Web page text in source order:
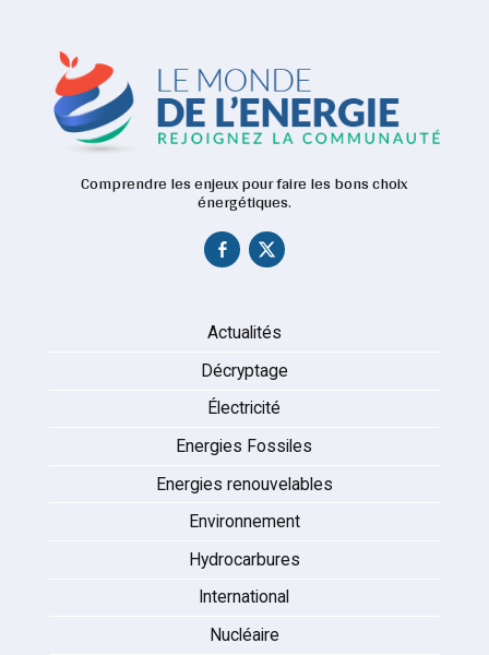
Comprendre les enjeux pour faire les bons choix
énergétiques.
Actualités
Décryptage
Électricité
Energies Fossiles
Energies renouvelables
Environnement
Hydrocarbures
International
Nucléaire